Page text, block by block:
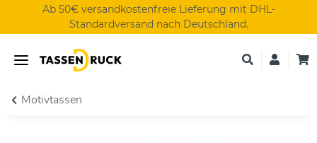
Ab 50€ versandkostenfreie Lieferung mit DHL-
Standardversand nach Deutschland.
Motivtassen